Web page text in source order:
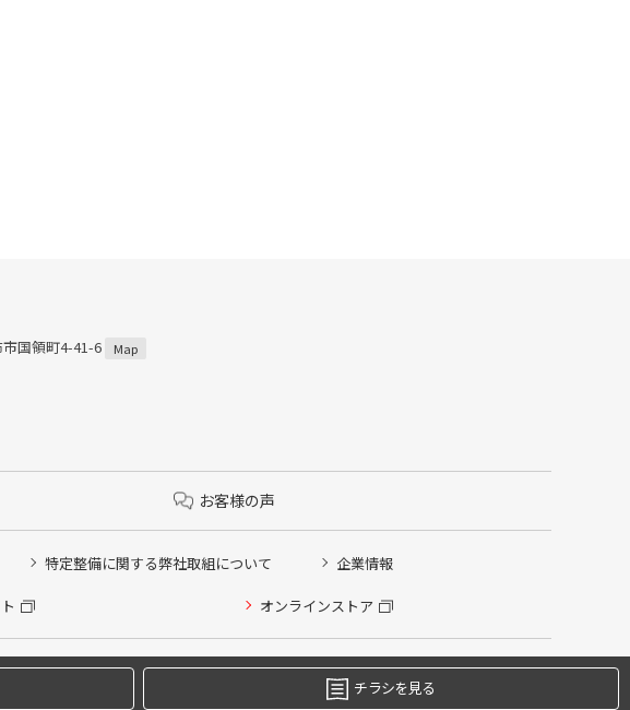
国領町4-41-6 Map
お客様の声
特定整備に関する弊社取組について 企業情報
オンラインストア
Reserved. チラシを見る